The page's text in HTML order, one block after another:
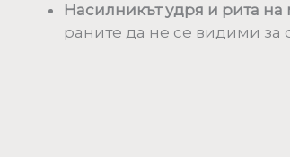
Насилникът удря и рита на
раните да не се видими за